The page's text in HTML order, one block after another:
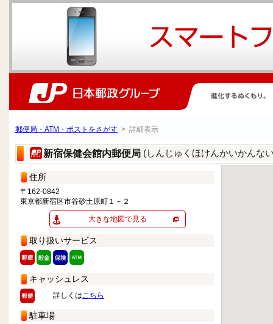
郵便局・ATM・ポストをさがす > 詳細表示
新宿保健会館内郵便局 (しんじゅくほけんかいかんな
住所
〒162-0842
東京都新宿区市谷砂土原町１－２
大きな地図で見る
取り扱いサービス
キャッシュレス
詳しくはこちら
駐車場